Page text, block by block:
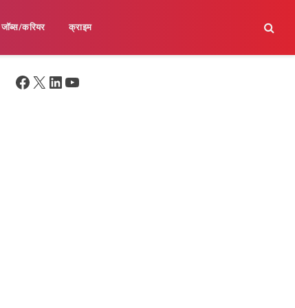
जॉब्स/करियर क्राइम
Facebook
X LinkedIn
YouTube